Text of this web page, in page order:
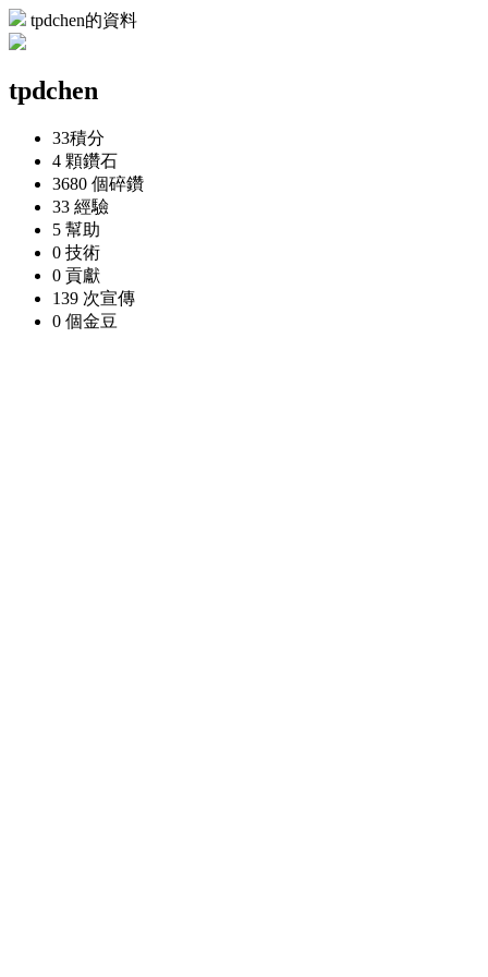
tpdchen的資料
tpdchen
33積分
4 顆鑽石
3680 個碎鑽
33 經驗
5 幫助
0 技術
0 貢獻
139 次宣傳
0 個金豆